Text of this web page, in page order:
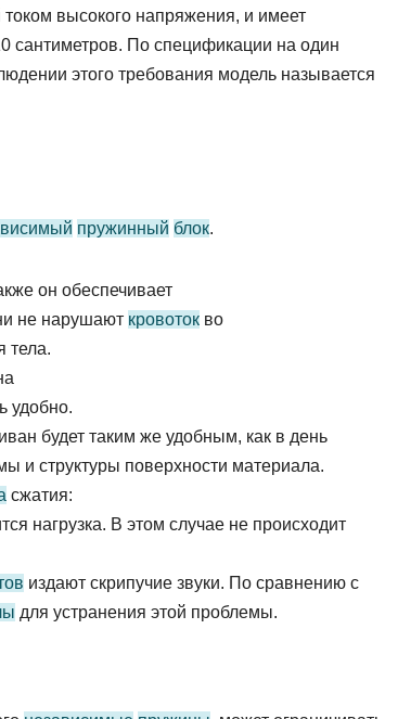
высокого напряжения, и имеет
сантиметров. По спецификации на один
этого требования модель называется
пружинный блок.
он обеспечивает
не нарушают кровоток во
тела.
удобно.
будет таким же удобным, как в день
и структуры поверхности материала.
сжатия:
нагрузка. В этом случае не происходит
издают скрипучие звуки. По сравнению с
для устранения этой проблемы.